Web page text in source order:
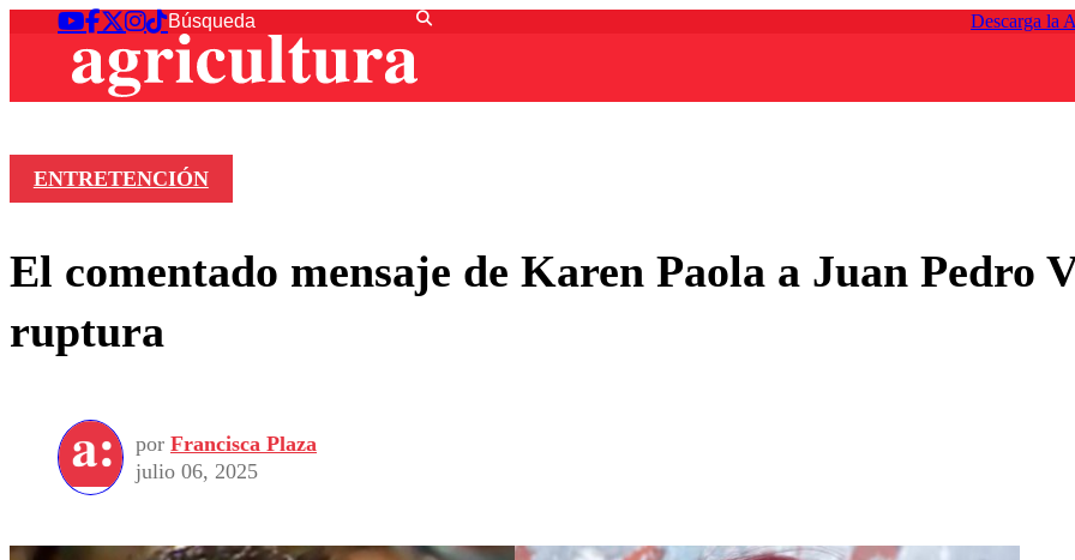
Descarga la
ENTRETENCIÓN
El comentado mensaje de Karen Paola a Juan Pedro
ruptura
por Francisca Plaza
julio 06, 2025